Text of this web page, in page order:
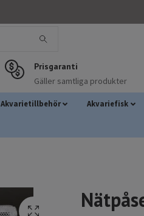
Prisgaranti
Gäller samtliga produkter
Akvarietillbehör Akvariefisk